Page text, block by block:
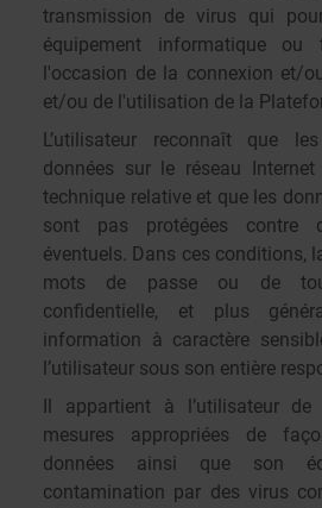
transmission de virus qui
équipement informatique
l'occasion de la connexion et/
et/ou de l'utilisation de la
L’utilisateur reconnaît que
données sur le réseau
technique relative et que les
sont pas protégées contre
éventuels. Dans ces conditions,
mots de passe ou de
confidentielle, et plus
information à caractère
l’utilisateur sous son entière
Il appartient à l’utilisateur de
mesures appropriées de
données ainsi que son
contamination par des virus